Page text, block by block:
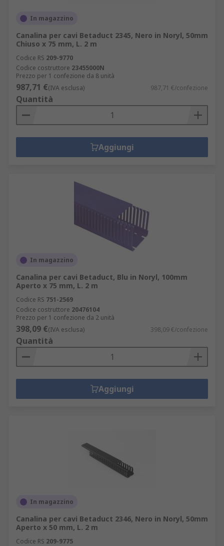
In magazzino
Canalina per cavi Betaduct 2345, Nero in Noryl, 50mm
Chiuso x 75 mm, L. 2 m
Codice RS 209-9770
Codice costruttore 23455000N
Prezzo per 1 confezione da 8 unità
987,71 €(IVA esclusa) 987,71 €/confezione
Quantità
Aggiungi
In magazzino
Canalina per cavi Betaduct, Blu in Noryl, 100mm
Aperto x 75 mm, L. 2 m
Codice RS 751-2569
Codice costruttore 20476104
Prezzo per 1 confezione da 2 unità
398,09 €(IVA esclusa) 398,09 €/confezione
Quantità
Aggiungi
In magazzino
Canalina per cavi Betaduct 2346, Nero in Noryl, 50mm
Aperto x 50 mm, L. 2 m
Codice RS 209-9775